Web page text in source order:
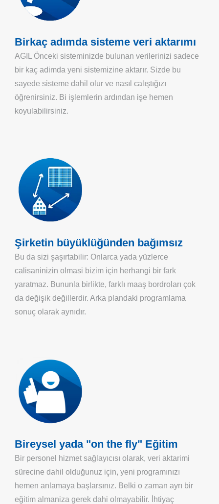
Birkaç adımda sisteme veri aktarımı
AGIL Önceki sisteminizde bulunan verilerinizi sadece
bir kaç adimda yeni sistemizine aktarır. Sizde bu
sayede sisteme dahil olur ve nasıl calıştığızı
öğrenirsiniz. Bi işlemlerin ardından işe hemen
koyulabilirsiniz.
Şirketin büyüklüğünden bağımsız
Bu da sizi şaşırtabilir: Onlarca yada yüzlerce
calisaninizin olmasi bizim için herhangi bir fark
yaratmaz. Bununla birlikte, farklı maaş bordroları çok
da değişik değillerdir. Arka plandaki programlama
sonuç olarak aynıdır.
Bireysel yada "on the fly" Eğitim
Bir personel hizmet sağlayıcısı olarak, veri aktarimi
sürecine dahil olduğunuz için, yeni programınızı
hemen anlamaya başlarsınız. Belki o zaman ayrı bir
eğitim almaniza gerek dahi olmayabilir. İhtiyaç